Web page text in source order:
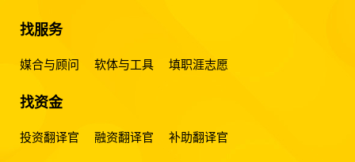
找服务
媒合与顾问 软体与工具 填职涯志愿
找资金
投资翻译官 融资翻译官 补助翻译官